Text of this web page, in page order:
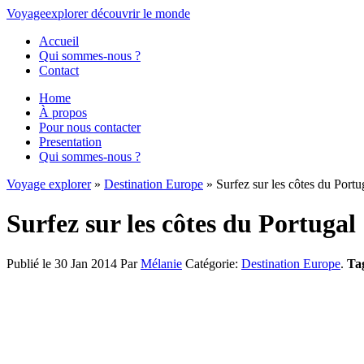
Voyageexplorer découvrirle monde
Accueil
Qui sommes-nous ?
Contact
Home
À propos
Pour nous contacter
Presentation
Qui sommes-nous ?
Voyage explorer» Destination Europe » Surfez sur les côtes du
Surfez sur les côtes du Portugal
Publié le 30 Jan 2014 ParMélanie Catégorie: Destination Europe.